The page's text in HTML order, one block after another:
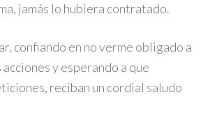
jamás lo hubiera contratado.
confiando en no verme obligado a
y esperando a que
reciban un cordial saludo